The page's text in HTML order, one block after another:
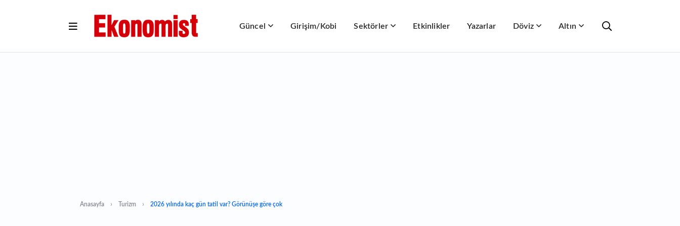
Güncel Girişim/Kobi Sektörler Etkinlikler Yazarlar Döviz Altın
Anasayfa Turizm 2026 yılında kaç gün tatil var? Görünüşe göre çok